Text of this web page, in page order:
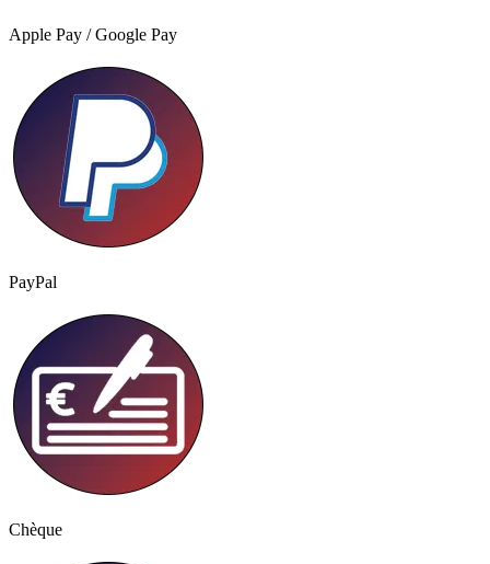
Apple Pay / Google Pay
PayPal
Chèque